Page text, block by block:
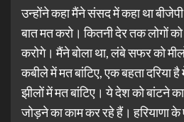
उन्होंने कहा मैंने संसद में कहा था
बात मत करो। कितनी देर तक लोगों
करोगे। मैंने बोला था, लंबे सफर को
कबीले में मत बांटिए, एक बहता दरिया
झीलों में मत बांटिए। ये देश को बांटने
जोड़ने का काम कर रहे हैं। हरियाणा